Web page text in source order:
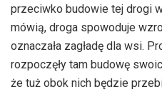
przeciwko budowie tej drogi
mówią, droga spowoduje
oznaczała zagładę dla wsi.
rozpoczęły tam budowę
że tuż obok nich będzie